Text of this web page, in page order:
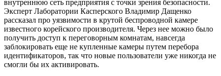
внутреннюю сеть предприятия с точки зрения безопасности.
Эксперт Лаборатории Касперского Владимир Дащенко
рассказал про уязвимости в крутой беспроводной камере
известного корейского производителя. Через нее можно было
получить доступ к переговорным комнатам, навсегда
заблокировать еще не купленные камеры путем перебора
идентификаторов, так что новые пользователи уже никогда не
смогли бы их активировать.